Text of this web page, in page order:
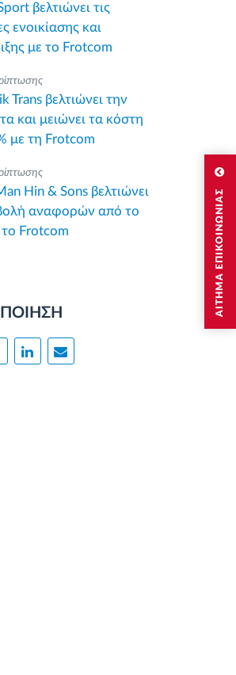
ΑΙΤΗΜΑ ΕΠΙΚΟΙΝΩΝΙΑΣ
βελτιώνει τις
ενοικίασης και
με το Frotcom
Trans βελτιώνει την
και μειώνει τα κόστη
με τη Frotcom
Hin & Sons βελτιώνει
αναφορών από το
το Frotcom